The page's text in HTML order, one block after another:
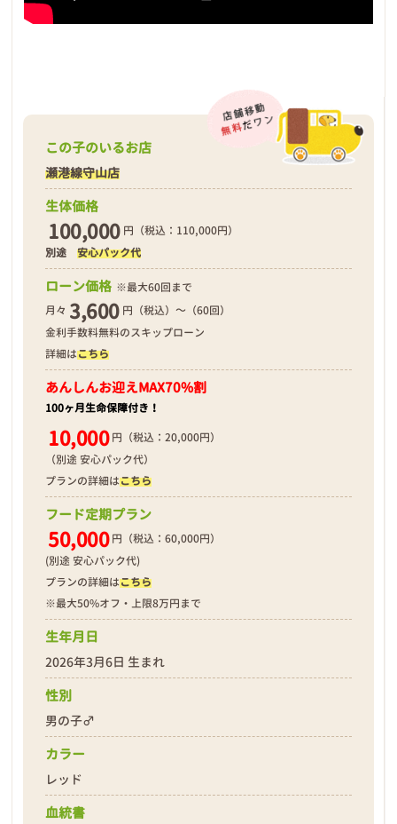
この子のいるお店
瀬港線守山店
生体価格
100,000 円（税込：110,000円）
別途安心パック代
ローン価格 ※最大60回まで
月々 3,600 円（税込）～（60回）
金利手数料無料のスキップローン
詳細はこちら
あんしんお迎えMAX70%割
100ヶ月生命保障付き！
10,000 円（税込：20,000円）
（別途 安心パック代）
プランの詳細はこちら
フード定期プラン
50,000 円（税込：60,000円）
(別途 安心パック代)
プランの詳細はこちら
※最大50%オフ・上限8万円まで
生年月日
2026年3月6日 生まれ
性別
男の子♂
カラー
レッド
血統書